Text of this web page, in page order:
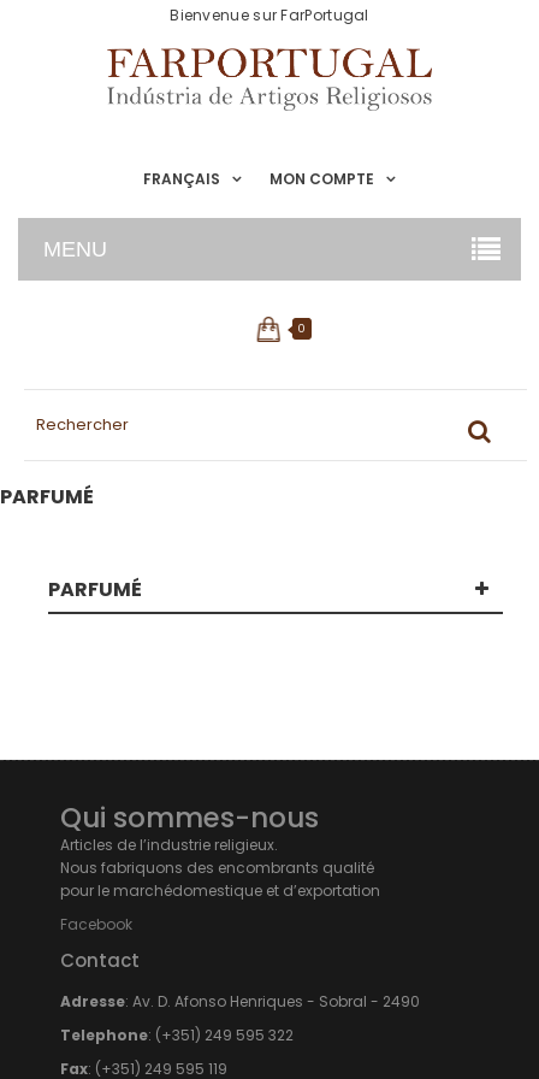
FRANÇAIS
Bienvenue sur FarPortugal
MON COMPTE
MENU
0
PARFUMÉ
PARFUMÉ
Qui sommes-nous
Articles de l’industrie religieux.
Nous fabriquons des encombrants qualité
pour le marchédomestique et d’exportation
Facebook
Contact
Adresse: Av. D. Afonso Henriques - Sobral - 2490
Telephone: (+351) 249 595 322
Fax: (+351) 249 595 119